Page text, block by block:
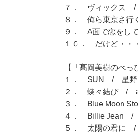
７． ヴィックス
８． 俺ら東京さ
９． A面で恋をし
１０． だけど・
【「髙岡美樹のべっ
１． SUN / 星
２． 蝶々結び /
３． Blue Moon
４． Billie Jean /
５． 太陽の君に